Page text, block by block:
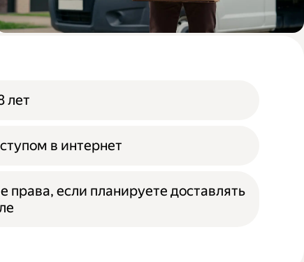
лет
в интернет
права, если планируете доставлять